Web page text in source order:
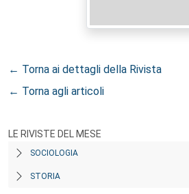
← Torna ai dettagli della Rivista
← Torna agli articoli
LE RIVISTE DEL MESE
SOCIOLOGIA
STORIA